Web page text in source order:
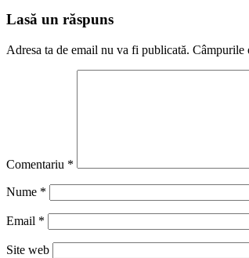
Lasă un răspuns
Adresa ta de email nu va fi publicată. Câmpurile
Comentariu *
Nume *
Email *
Site web